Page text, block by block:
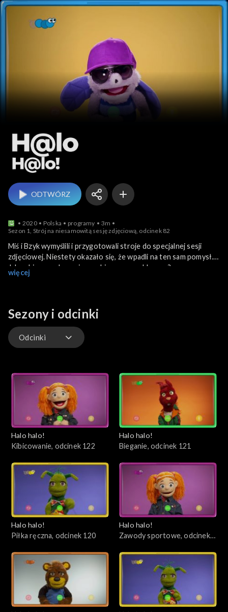
Halo halo!
ODTWÓRZ
2020 Polska programy
3m
Sezon 1, Strój na niesamowitą sesję zdjęciową, odcinek 82
Miś i Bzyk wymyślili i przygotowali stroje do specjalnej sesji
zdjęciowej. Niestety okazało się, że wpadli na ten sam pomysł.
Jak sobie poradzą z nieoczekiwanym problemem?
więcej
Sezony i odcinki
Odcinki
Halo halo!
Kibicowanie, odcinek 122
Halo halo!
Bieganie, odcinek 121
Halo halo!
Piłka ręczna, odcinek 120
Halo halo!
Zawody sportowe, odcinek